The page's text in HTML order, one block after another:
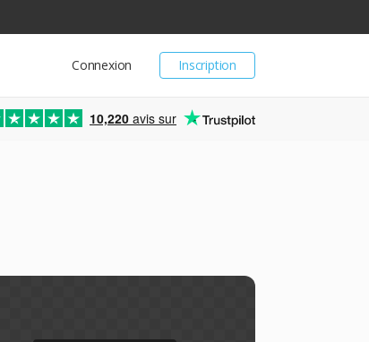
Inscription
Connexion
10,220 avis sur